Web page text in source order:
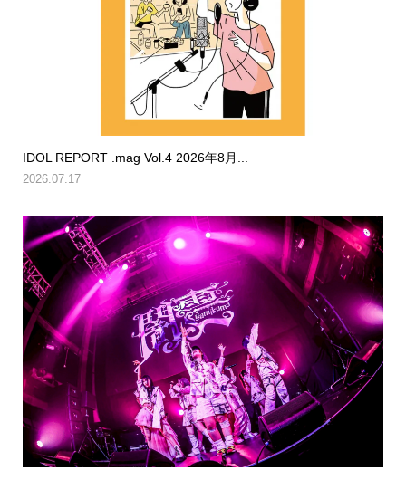
IDOL REPORT .mag Vol.4 2026年8月...
2026.07.17